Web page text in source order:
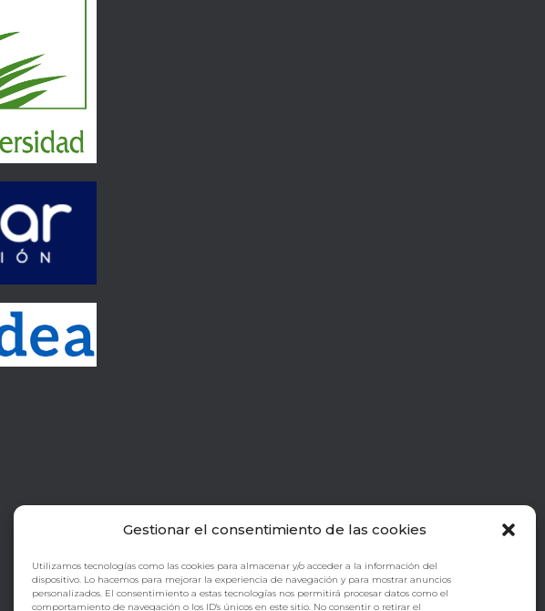
Gestionar el consentimiento de las cookies
Utilizamos tecnologías como las cookies para almacenar y/o acceder a la información del
dispositivo. Lo hacemos para mejorar la experiencia de navegación y para mostrar anuncios
personalizados. El consentimiento a estas tecnologías nos permitirá procesar datos como el
comportamiento de navegación o los ID's únicos en este sitio. No consentir o retirar el